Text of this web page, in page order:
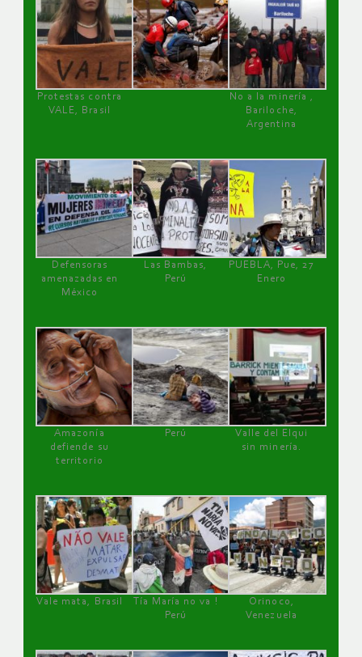
Protestas contra
VALE, Brasil
No a la minería ,
Bariloche,
Argentina
Defensoras
amenazadas en
México
Las Bambas,
Perú
PUEBLA, Pue, 27
Enero
Amazonía
defiende su
territorio
Perú
Valle del Elqui
sin minería.
Vale mata, Brasil
Tía María no va !
Perú
Orinoco,
Venezuela